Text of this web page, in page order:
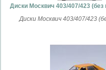
Диски Москвич 403/407/423 (без
Диски Москвич 403/407/423